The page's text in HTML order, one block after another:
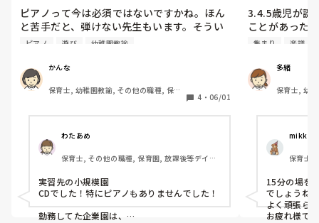
ピアノって今は必須ではないですかね。ほん
と苦手だと、弾けない先生もいます。そうい
う場合は保育中どうしているのでしょう。CD
リトミック的なぱっと音が欲しい遊びは、し
ないのかなと気になりました。
ピアノ 遊び 幼稚園教諭
かんな
保育士, 幼稚園教諭, その他の職種, 保育
4 ・ 06/01
わたあめ
保育士, その他の職種, 保育園, 放課後等デイサ
実習先の小規模園
CDでした！特にピアノもありませんでした！
勤務してた企業園は、
3.4.5歳児が誕
ことがあった
鳴らず、別の
「ちょっと繋
と急に言われ
ったんです。
つ一つが短す
ピアノを弾こ
たので楽譜も
う歌ったし、
最終的には、
ンタビュー(今
それだったの
集まり 楽譜
多緒
保育士, 幼
mikku.
保育士,
15分の場を
でしょうね。
よく頑張ら
お疲れ様で